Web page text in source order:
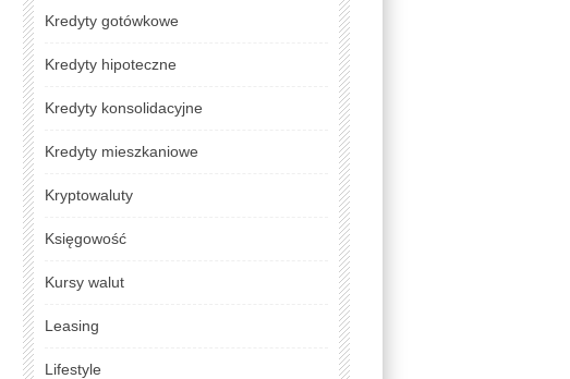
Kredyty gotówkowe
Kredyty hipoteczne
Kredyty konsolidacyjne
Kredyty mieszkaniowe
Kryptowaluty
Księgowość
Kursy walut
Leasing
Lifestyle